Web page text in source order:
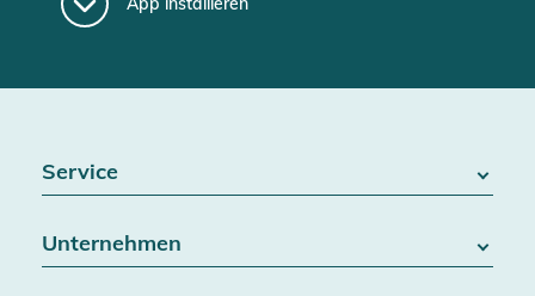
Service
Batteriegesetz
Unternehmen